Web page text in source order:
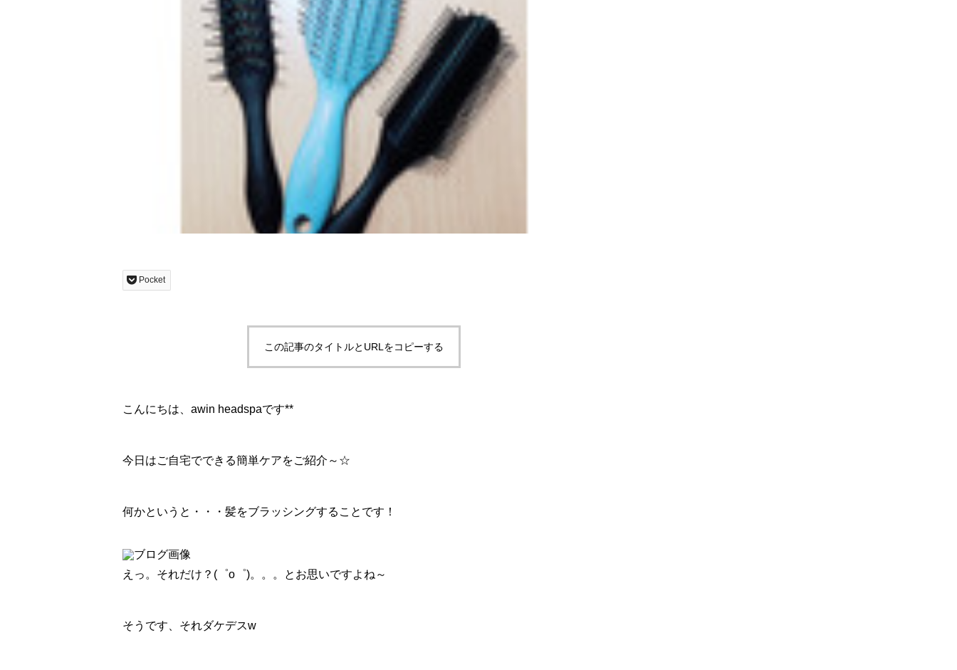
Pocket
この記事のタイトルとURLをコピーする
こんにちは、awin headspaです**
今日はご自宅でできる簡単ケアをご紹介～☆
何かというと・・・髪をブラッシングすることです！
えっ。それだけ？(゜o゜)。。。とお思いですよね～
そうです、それダケデスw